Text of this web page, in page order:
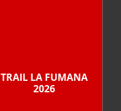
TRAIL LA FUMANA
2026